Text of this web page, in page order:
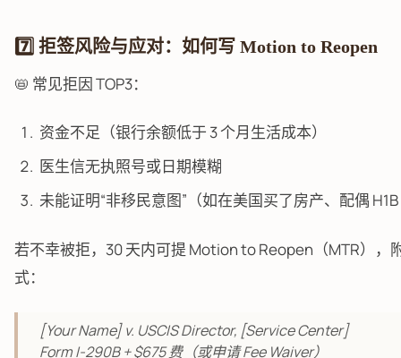
7️⃣ 拒签风险与应对：如何写 Motion to Reopen
📛 常见拒因 TOP3：
资金不足（银行余额低于 3 个月生活成本）
医生信无执照号或日期模糊
未能证明“非移民意图”（如在美国买了房产、配偶
若不幸被拒，30 天内可提 Motion to Reopen（MTR），
式：
[Your Name] v. USCIS Director, [Service Center]
Form I-290B + $675 费（或申请 Fee Waiver）